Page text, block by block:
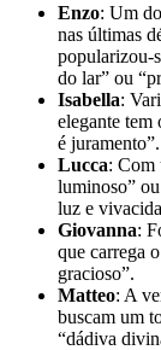
Enzo: Um
nas últimas
popularizou-
do lar” ou
Isabella:
elegante tem
é juramento”.
Lucca: Com
luminoso”
luz e
Giovanna:
que carrega
gracioso”.
Matteo: A
buscam um
“dádiva